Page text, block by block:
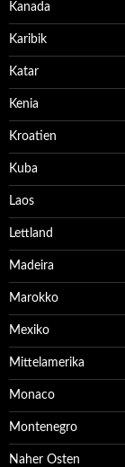
Kanada
Karibik
Katar
Kenia
Kroatien
Kuba
Laos
Lettland
Madeira
Marokko
Mexiko
Mittelamerika
Monaco
Montenegro
Naher Osten